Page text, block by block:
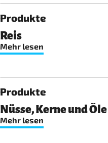
Produkte
Reis
Mehr lesen
Produkte
Nüsse, Kerne und Öle
Mehr lesen